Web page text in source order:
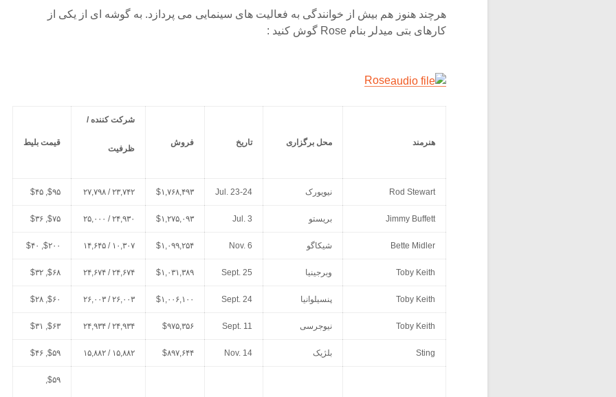
هرچند هنوز هم بیش از خوانندگی به فعالیت های سینمایی می پردازد. به گوشه ای از یکی از
کارهای بتی میدلر بنام Rose گوش کنید :
Rose
هنرمند محل برگزاری تاریخ فروش
شرکت کننده /
ظرفیت
قیمت بلیط
Rod Stewart نیویورک Jul. 23-24 $۱,۷۶۸,۴۹۳ ۲۳,۷۴۲ / ۲۷,۷۹۸ $۹۵, $۴۵
Jimmy Buffett بریستو Jul. 3 $۱,۲۷۵,۰۹۳ ۲۴,۹۳۰ / ۲۵,۰۰۰ $۷۵, $۳۶
Bette Midler شیکاگو Nov. 6 $۱,۰۹۹,۲۵۴ ۱۰,۳۰۷ / ۱۴,۶۴۵ $۲۰۰, $۴۰
Toby Keith وبرجینیا Sept. 25 $۱,۰۳۱,۳۸۹ ۲۴,۶۷۴ / ۲۴,۶۷۴ $۶۸, $۳۲
Toby Keith پنسیلوانیا Sept. 24 $۱,۰۰۶,۱۰۰ ۲۶,۰۰۳ / ۲۶,۰۰۳ $۶۰, $۲۸
Toby Keith نیوجرسی Sept. 11 $۹۷۵,۳۵۶ ۲۴,۹۳۴ / ۲۴,۹۳۴ $۶۳, $۳۱
Sting بلژیک Nov. 14 $۸۹۷,۶۴۴ ۱۵,۸۸۲ / ۱۵,۸۸۲ $۵۹, $۴۶
$۵۹,